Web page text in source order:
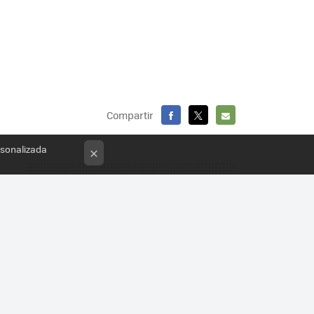
Compartir
FACEBOOK
X
E-